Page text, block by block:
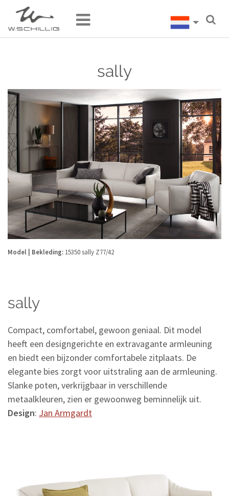
sally
Model | Bekleding: 15350 sally Z77/42
sally
Compact, comfortabel, gewoon geniaal. Dit model
heeft een designgerichte en extravagante armleuning
en biedt een bijzonder comfortabele zitplaats. De
elegante bies zorgt voor uitstraling aan de armleuning.
Slanke poten, verkrijgbaar in verschillende
metaalkleuren, zien er gewoonweg beminnelijk uit.
Design: Jan Armgardt